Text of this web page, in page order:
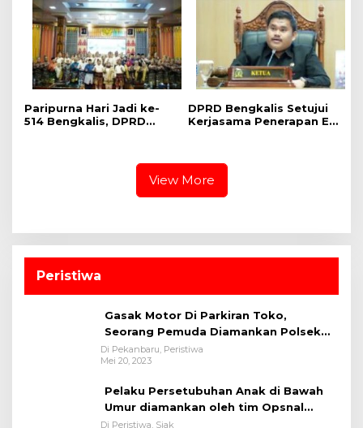
Paripurna Hari Jadi ke-
514 Bengkalis, DPRD
DPRD Bengkalis Setujui
Kerjasama Penerapan E-
View More
Peristiwa
Gasak Motor Di Parkiran Toko,
Seorang Pemuda Diamankan Polsek
Bukit Raya
Di Pekanbaru, Peristiwa
Mei 20, 2023
Pelaku Persetubuhan Anak di Bawah
Umur diamankan oleh tim Opsnal
Polsek Tualang-Polres Siak-Polda Riau
Di Peristiwa, Siak